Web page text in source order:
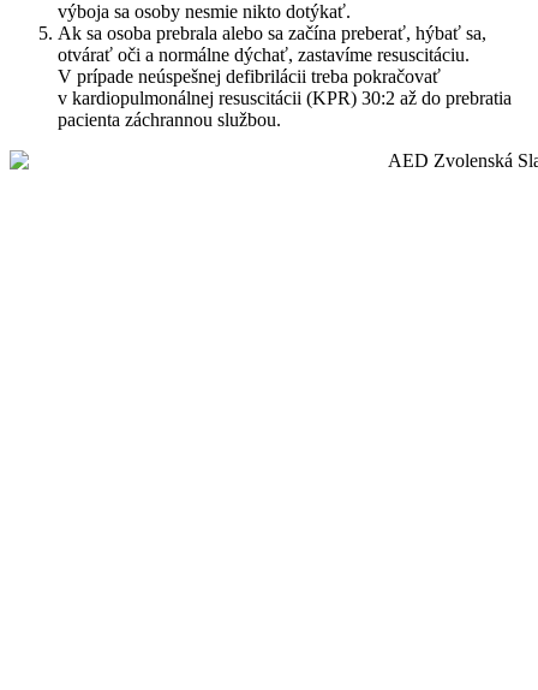
výboja sa osoby nesmie nikto dotýkať.
Ak sa osoba prebrala alebo sa začína preberať, hýbať sa,
otvárať oči a normálne dýchať, zastavíme resuscitáciu.
V prípade neúspešnej defibrilácii treba pokračovať
v kardiopulmonálnej resuscitácii (KPR) 30:2 až do prebratia
pacienta záchrannou službou.